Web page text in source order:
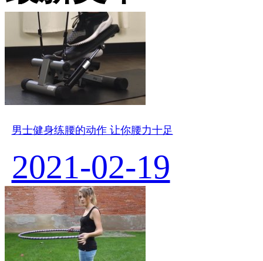
男士健身练腰的动作 让你腰力十足
2021-02-19